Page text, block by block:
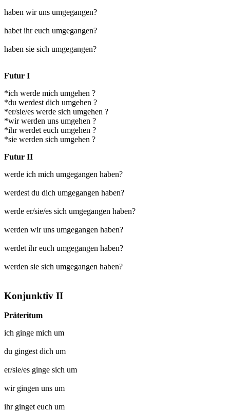
haben wir uns umgegangen?
habet ihr euch umgegangen?
haben sie sich umgegangen?
Futur I
*ich werde mich umgehen ?
*du werdest dich umgehen ?
*er/sie/es werde sich umgehen ?
*wir werden uns umgehen ?
*ihr werdet euch umgehen ?
*sie werden sich umgehen ?
Futur II
werde ich mich umgegangen haben?
werdest du dich umgegangen haben?
werde er/sie/es sich umgegangen haben?
werden wir uns umgegangen haben?
werdet ihr euch umgegangen haben?
werden sie sich umgegangen haben?
Konjunktiv II
Präteritum
ich ginge mich um
du gingest dich um
er/sie/es ginge sich um
wir gingen uns um
ihr ginget euch um